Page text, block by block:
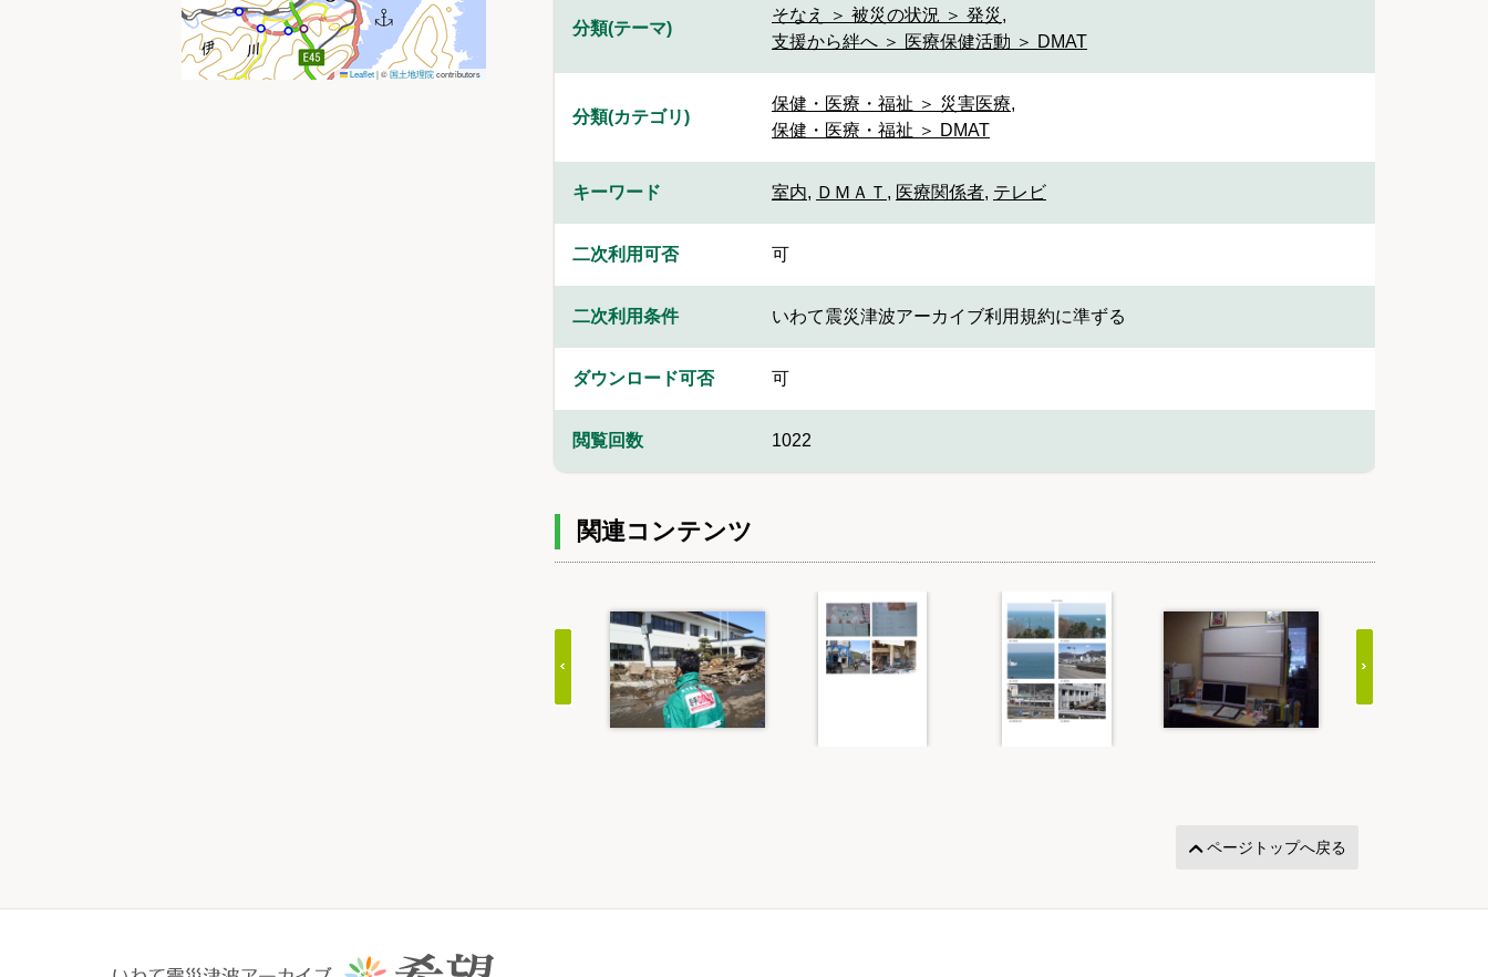
Leaflet|©国土地理院contributors
分類(テーマ)
そなえ ＞ 被災の状況 ＞ 発災 ,
支援から絆へ ＞ 医療保健活動 ＞ DMAT
分類(カテゴリ)
保健・医療・福祉 ＞ 災害医療,
保健・医療・福祉 ＞ DMAT
キーワード 室内, ＤＭＡＴ , 医療関係者, テレビ
二次利用可否 可
二次利用条件 いわて震災津波アーカイブ利用規約に準ずる
ダウンロード可否 可
閲覧回数 1022
関連コンテンツ
ページトップへ戻る